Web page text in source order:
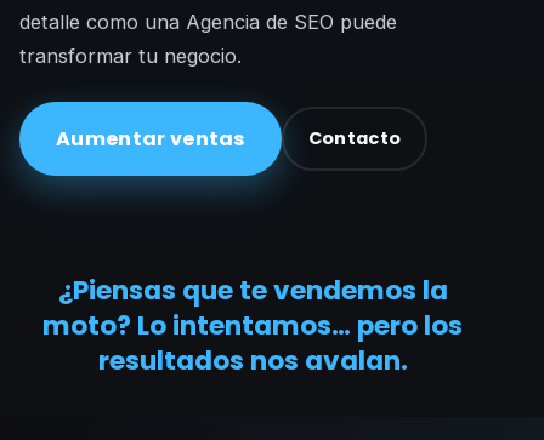
detalle como una Agencia de SEO puede
transformar tu negocio.
Aumentar ventas Contacto
¿Piensas que te vendemos la
moto? Lo intentamos… pero los
resultados nos avalan.